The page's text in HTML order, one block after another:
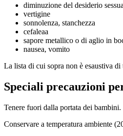
diminuzione del desiderio
vertigine
sonnolenza, stanchezza
cefaleaa
sapore metallico o di aglio in
nausea, vomito
La lista di cui sopra non è esaustiva
Speciali precauzioni
Tenere fuori dalla portata dei bambini.
Conservare a temperatura ambiente